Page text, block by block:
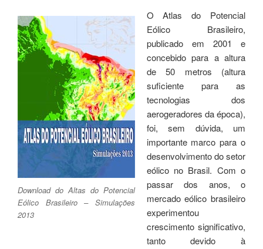
Download do Altas do Potencial
Eólico Brasileiro – Simulações
2013
O Atlas do Potencial
Eólico Brasileiro,
publicado em 2001 e
concebido para a altura
de 50 metros (altura
suficiente para as
tecnologias dos
aerogeradores da época),
foi, sem dúvida, um
importante marco para o
desenvolvimento do setor
eólico no Brasil. Com o
passar dos anos, o
mercado eólico brasileiro
experimentou
crescimento significativo,
tanto devido à